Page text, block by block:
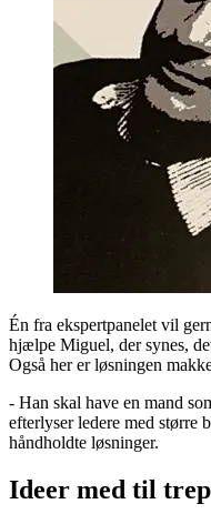
Én fra ekspertpanelet vil
hjælpe Miguel, der synes,
Også her er løsningen
- Han skal have en mand
efterlyser ledere med større
håndholdte løsninger.
Ideer med til